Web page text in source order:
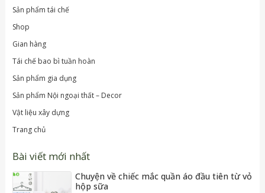
Sản phẩm tái chế
Shop
Gian hàng
Tái chế bao bì tuần hoàn
Sản phẩm gia dụng
Sản phẩm Nội ngoại thất – Decor
Vật liệu xây dựng
Trang chủ
Bài viết mới nhất
Chuyện về chiếc mắc quần áo đầu tiên từ vỏ
hộp sữa